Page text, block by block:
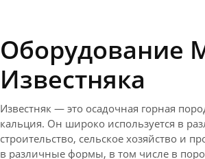
Оборудование
Известняка
Известняк — это осадочная горная
кальция. Он широко используется в
строительство, сельское хозяйство и
в различные формы, в том числе в